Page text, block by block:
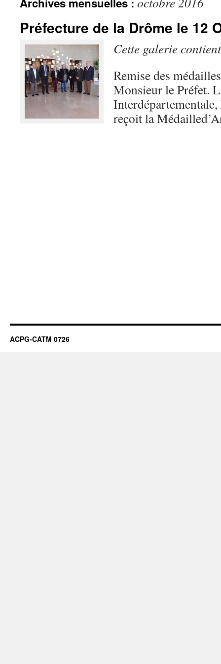
Préfecture de la Drôme le 12
Cette galerie
Remise des
Monsieur le Préfet.
reçoit la
ACPG-CATM 0726